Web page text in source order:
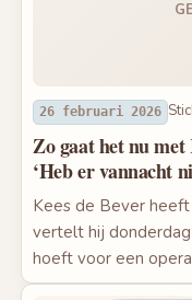
26 februari 2026
Zo gaat het nu met
‘Heb er vannacht
Kees de Bever heeft
vertelt hij
hoeft voor een